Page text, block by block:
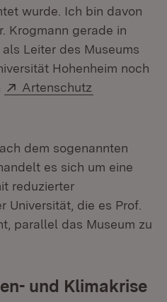
wurde. Ich bin davon
Krogmann gerade in
Leiter des Museums
Hohenheim noch
Extern:
Artenschutz
dem sogenannten
es sich um eine
reduzierter
Universität, die es Prof.
parallel das Museum zu
und Klimakrise